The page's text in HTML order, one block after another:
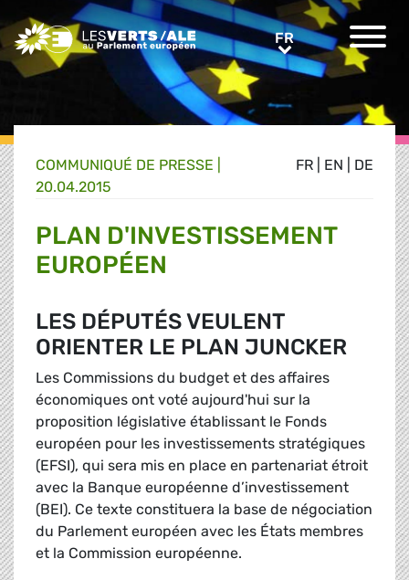
Greens/EFA Home FRFR
FR EN DE
COMMUNIQUÉ DE PRESSE
20.04.2015
PLAN D'INVESTISSEMENT
EUROPÉEN
LES DÉPUTÉS VEULENT
ORIENTER LE PLAN JUNCKER
Les Commissions du budget et des affaires
économiques ont voté aujourd'hui sur la
proposition législative établissant le Fonds
européen pour les investissements stratégiques
(EFSI), qui sera mis en place en partenariat étroit
avec la Banque européenne d’investissement
(BEI). Ce texte constituera la base de négociation
du Parlement européen avec les États membres
et la Commission européenne.